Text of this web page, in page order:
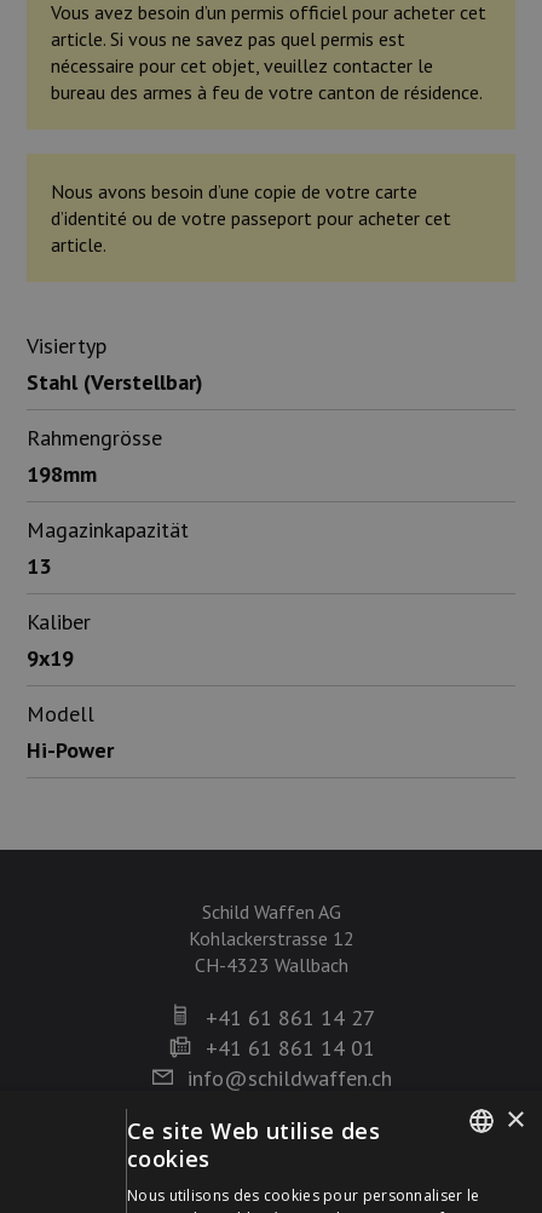
Vous avez besoin d’un permis officiel pour acheter cet
article. Si vous ne savez pas quel permis est
nécessaire pour cet objet, veuillez contacter le
bureau des armes à feu de votre canton de résidence.
Nous avons besoin d’une copie de votre carte
d’identité ou de votre passeport pour acheter cet
article.
Visiertyp
Stahl (Verstellbar)
Rahmengrösse
198mm
Magazinkapazität
13
Kaliber
9x19
Modell
Hi-Power
Schild Waffen AG
Kohlackerstrasse 12
CH-4323 Wallbach
+41 61 861 14 27
+41 61 861 14 01
info@schildwaffen.ch
Mode de paiement
×
Ce site Web utilise des
cookies
Nous utilisons des cookies pour personnaliser le